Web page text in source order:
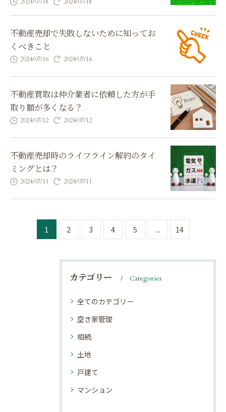
2024/07/18 2024/07/18
不動産売却で失敗しないために知ってお
くべきこと
2024/07/16 2024/07/16
不動産買取は仲介業者に依頼した方が手
取り額が多くなる？
2024/07/12 2024/07/12
不動産売却時のライフライン解約のタイ
ミングとは？
2024/07/11 2024/07/11
1 2 3 4 5 ... 14
カテゴリー Categories
全てのカテゴリー
空き家管理
相続
土地
戸建て
マンション